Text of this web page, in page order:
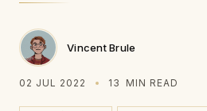
Vincent Brule
02 JUL 2022 13 MIN READ